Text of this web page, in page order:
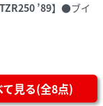
’89】 ●ブイ
て見る(全8点)